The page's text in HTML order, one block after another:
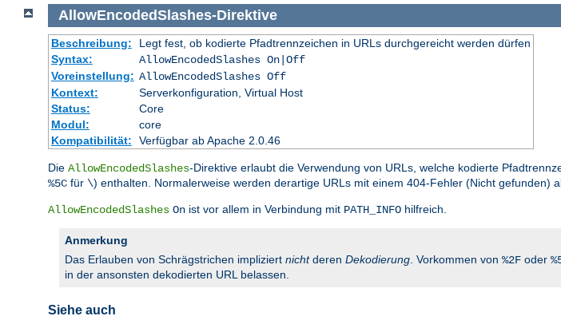
AllowEncodedSlashes-Direktive
Beschreibung:
Legt fest, ob kodierte Pfadtrennzeichen in URLs durchgereicht werden dürfen
Syntax:
AllowEncodedSlashes On|Off
Voreinstellung: AllowEncodedSlashes Off
Kontext:
Serverkonfiguration, Virtual Host
Status:
Core
Modul:
core
Kompatibilität:
Verfügbar ab Apache 2.0.46
Die AllowEncodedSlashes-Direktive erlaubt die Verwendung von URLs, welche kodierte
%5C für \) enthalten. Normalerweise werden derartige URLs mit einem 404-Fehler (Nicht gefunden)
AllowEncodedSlashes On ist vor allem in Verbindung mit PATH_INFO hilfreich.
Anmerkung
Das Erlauben von Schrägstrichen impliziert nichtderen Dekodierung . Vorkommen von %2F oder
in der ansonsten dekodierten URL belassen.
Siehe auch